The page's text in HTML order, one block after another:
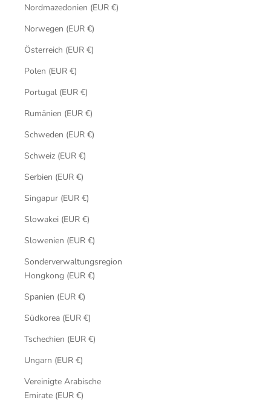
Nordmazedonien (EUR €)
Norwegen (EUR €)
Österreich (EUR €)
Polen (EUR €)
Portugal (EUR €)
Rumänien (EUR €)
Schweden (EUR €)
Schweiz (EUR €)
Serbien (EUR €)
Singapur (EUR €)
Slowakei (EUR €)
Slowenien (EUR €)
Sonderverwaltungsregion
Hongkong (EUR €)
Spanien (EUR €)
Südkorea (EUR €)
Tschechien (EUR €)
Ungarn (EUR €)
Vereinigte Arabische
Emirate (EUR €)